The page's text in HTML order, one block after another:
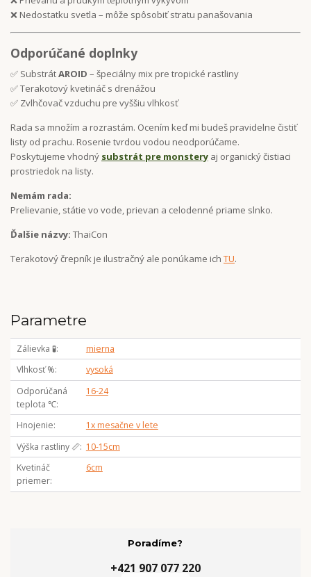
❌ Nedostatku svetla – môže spôsobiť stratu panašovania
Odporúčané doplnky
✅ SubstrátAROID – špeciálny mix pre tropické rastliny
✅ Terakotový kvetináč s drenážou
✅ Zvlhčovač vzduchu pre vyššiu vlhkosť
Rada sa množím a rozrastám. Ocením keď mi budeš pravidelne čistiť
listy od prachu. Rosenie tvrdou vodou neodporúčame.
Poskytujeme vhodný substrát pre monstery aj organický čistiaci
prostriedok na listy.
Nemám rada:
Prelievanie, státie vo vode, prievan a celodenné priame slnko.
Ďalšie názvy: ThaiCon
Terakotový črepník je ilustračný ale ponúkame ich TU.
Parametre
Zálievka 🧪
mierna
Vlhkosť %
vysoká
Odporúčaná
teplota ℃
16-24
Hnojenie
1x mesačne v lete
Výška rastliny 📏
10-15cm
Kvetináč
priemer
6cm
Poradíme?
+421 907 077 220